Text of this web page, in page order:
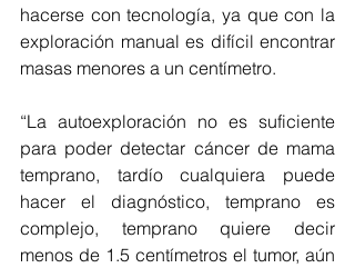
hacerse con tecnología, ya que con la
exploración manual es difícil encontrar
masas menores a un centímetro.
“La autoexploración no es suficiente
para poder detectar cáncer de mama
temprano, tardío cualquiera puede
hacer el diagnóstico, temprano es
complejo, temprano quiere decir
menos de 1.5 centímetros el tumor, aún